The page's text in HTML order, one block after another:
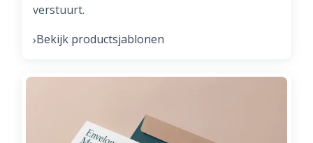
verstuurt.
›Bekijk productsjablonen